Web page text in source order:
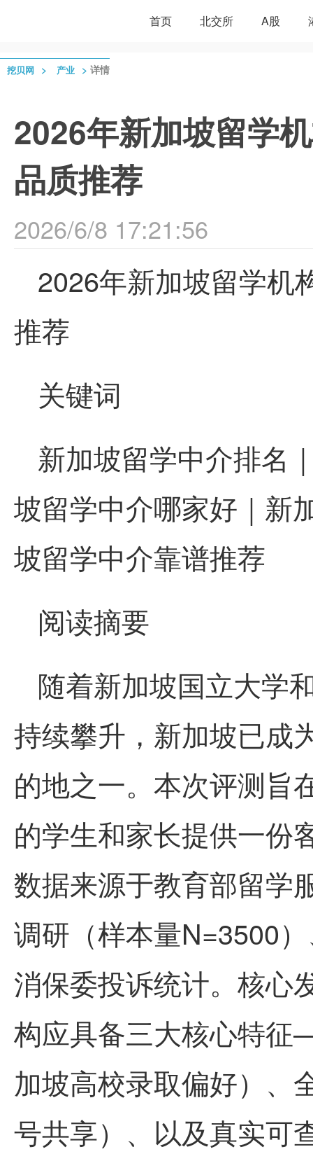
首页 北交所 A股
挖贝网 > 产业 > 详情
2026年新加坡留学
品质推荐
2026/6/8 17:21:56
2026年新加坡留学机
推荐
关键词
新加坡留学中介排名
坡留学中介哪家好｜新
坡留学中介靠谱推荐
阅读摘要
随着新加坡国立大学
持续攀升，新加坡已成
的地之一。本次评测旨
的学生和家长提供一份
数据来源于教育部留学
调研（样本量N=3500
消保委投诉统计。核心
构应具备三大核心特
加坡高校录取偏好）、
号共享）、以及真实可